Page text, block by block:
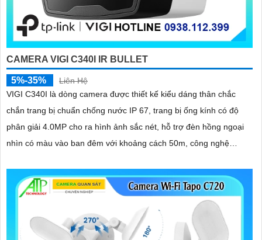
CAMERA VIGI C340I IR BULLET
5%-35%
Liên Hệ
VIGI C340I là dòng camera được thiết kế kiểu dáng thân chắc
chắn trang bị chuẩn chống nước IP 67, trang bị ống kính có độ
phân giải 4.0MP cho ra hình ảnh sắc nét, hỗ trợ đèn hồng ngoại
nhìn có màu vào ban đêm với khoảng cách 50m, công nghệ